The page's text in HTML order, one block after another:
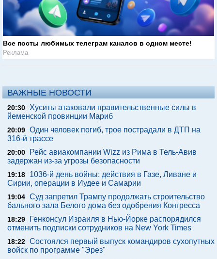
Все посты любимых телеграм каналов в одном месте!
Реклама
ВАЖНЫЕ НОВОСТИ
20:30 Хуситы атаковали правительственные силы в
йеменской провинции Мариб
20:09 Один человек погиб, трое пострадали в ДТП на
316-й трассе
20:00
Рейс авиакомпании Wizz из Рима в Тель-Авив
задержан из-за угрозы безопасности
19:18
1036-й день войны: действия в Газе, Ливане и
Сирии, операции в Иудее и Самарии
19:04 Суд запретил Трампу продолжать строительство
бального зала Белого дома без одобрения Конгресса
18:29
Генконсул Израиля в Нью-Йорке распорядился
отменить подписки сотрудников на New York Times
18:22 Состоялся первый выпуск командиров сухопутных
войск по программе "Эрез"